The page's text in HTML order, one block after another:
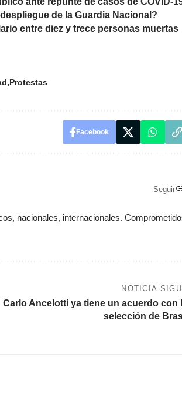
de la Guardia Nacional?
entre diez y trece personas muertas
Protestas
Facebook
Seguir
nacionales, internacionales.
NOTICIA
Carlo Ancelotti ya tiene un acuerdo con
selección de